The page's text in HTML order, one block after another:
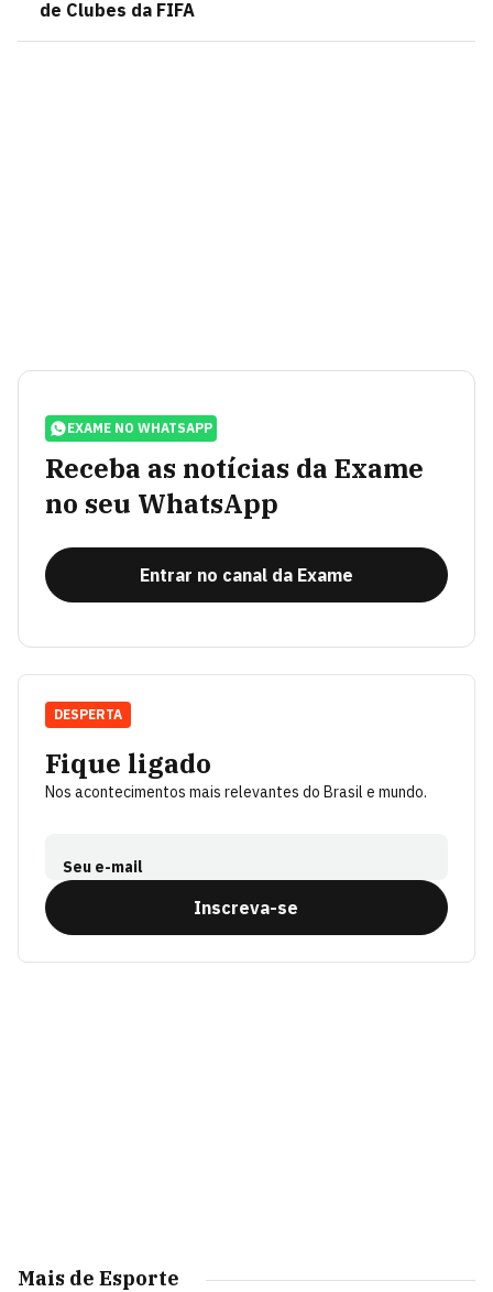
de Clubes da FIFA
EXAME NO WHATSAPP
Receba as notícias da Exame
no seu WhatsApp
Entrar no canal da Exame
Fique ligado
Nos acontecimentos mais relevantes do Brasil e mundo.
Seu e-mail
Inscreva-se
DESPERTA
Mais de Esporte